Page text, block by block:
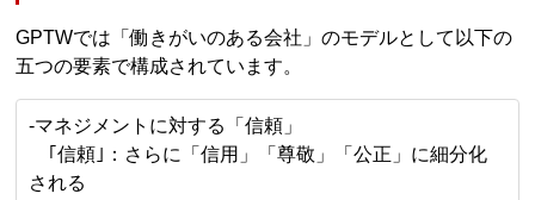
GPTWでは「働きがいのある会社」のモデルとして以下の
五つの要素で構成されています。
-マネジメントに対する「信頼」
｢信頼｣：さらに「信用」「尊敬」「公正」に細分化
される